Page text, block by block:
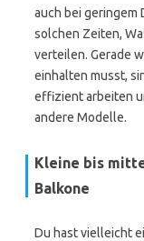
auch bei geringem
solchen Zeiten,
verteilen. Gerade
einhalten musst,
effizient arbeiten
andere Modelle.
Kleine bis
Balkone
Du hast vielleicht